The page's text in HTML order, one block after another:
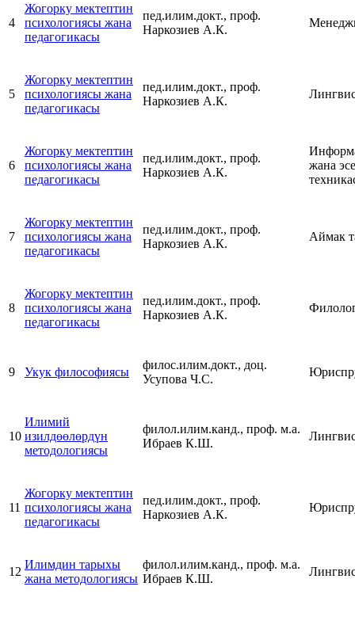
4
Жогорку мектептин
психологиясы жана
педагогикасы
пед.илим.докт., проф.
Наркозиев А.К.
5
Жогорку мектептин
психологиясы жана
педагогикасы
пед.илим.докт., проф.
Наркозиев А.К.
6
Жогорку мектептин
психологиясы жана
педагогикасы
пед.илим.докт., проф.
Наркозиев А.К.
жана
7
Жогорку мектептин
психологиясы жана
педагогикасы
пед.илим.докт., проф.
Наркозиев А.К.
Аймак
8
Жогорку мектептин
психологиясы жана
педагогикасы
пед.илим.докт., проф.
Наркозиев А.К.
9 Укук философиясы
филос.илим.докт., доц.
Усупова Ч.С.
10
Илимий
изилдөөлөрдүн
методологиясы
филол.илим.канд., проф. м.а.
Ибраев К.Ш.
11
Жогорку мектептин
психологиясы жана
педагогикасы
пед.илим.докт., проф.
Наркозиев А.К.
12
Илимдин тарыхы
жана методологиясы
филол.илим.канд., проф. м.а.
Ибраев К.Ш.